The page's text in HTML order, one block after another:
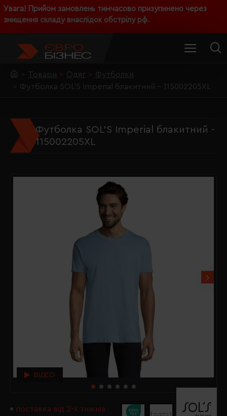
Увага! Прийом замовлень тимчасово призупинено через
знищення складу внаслідок обстрілу рф.
Товари Одяг
Футболки
Футболка SOL'S Imperial блакитний - 115002205XL
Футболка SOL'S Imperial блакитний -
115002205XL
ВІДЕО
поставка від 2-х тижнів